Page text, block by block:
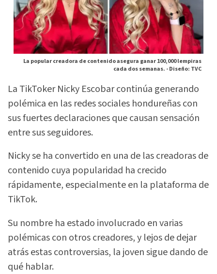
La popular creadora de contenido asegura ganar 100,000 lempiras
cada dos semanas. -Diseño: TVC
La TikToker Nicky Escobar continúa generando
polémica en las redes sociales hondureñas con
sus fuertes declaraciones que causan sensación
entre sus seguidores.
Nicky se ha convertido en una de las creadoras de
contenido cuya popularidad ha crecido
rápidamente, especialmente en la plataforma de
TikTok.
Su nombre ha estado involucrado en varias
polémicas con otros creadores, y lejos de dejar
atrás estas controversias, la joven sigue dando de
qué hablar.